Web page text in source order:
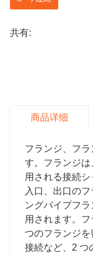
トの希望に応え
当社の企業によ
共有:
商品详细
フランジ、フ
す。フランジ
用される接続
入口、出口の
ングパイプフ
用されます。
つのフランジ
接続など、2 つ